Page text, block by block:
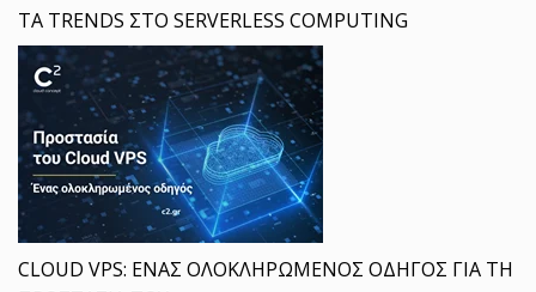
ΤΑ TRENDS ΣΤΟ SERVERLESS COMPUTING
CLOUD VPS: ΕΝΑΣ ΟΛΟΚΛΗΡΩΜΕΝΟΣ ΟΔΗΓΟΣ ΓΙΑ ΤΗ